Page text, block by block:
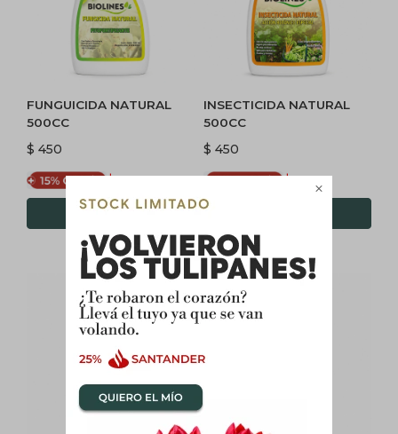

FUNGUICIDA NATURAL
500CC
$ 450
$ 383
INSECTICIDA NATURAL
500CC
$ 450
$ 383